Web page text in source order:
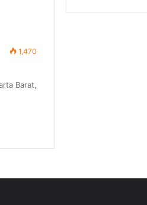
1,470
Barat,